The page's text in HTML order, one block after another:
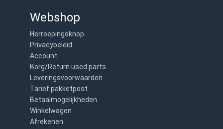
Webshop
Herroepingsknop
Privacybeleid
Account
Borg/Return used parts
Leveringsvoorwaarden
Tarief pakketpost
Betaalmogelijkheden
Winkelwagen
Afrekenen